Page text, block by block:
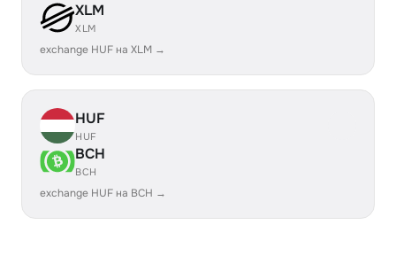
XLM
XLM
exchange HUF на XLM →
HUF
HUF
BCH
BCH
exchange HUF на BCH →